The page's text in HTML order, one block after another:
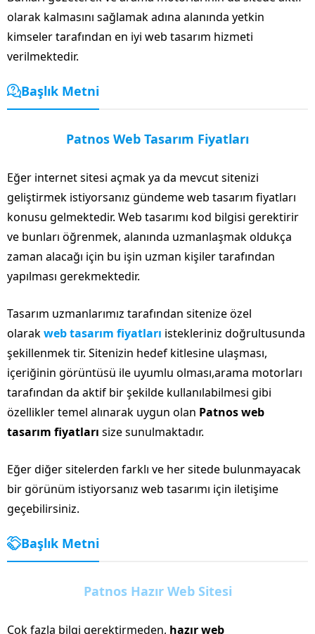
olarak kalmasını sağlamak adına alanında yetkin
kimseler tarafından en iyi web tasarım hizmeti
verilmektedir.
Başlık Metni
Patnos Web Tasarım Fiyatları
Eğer internet sitesi açmak ya da mevcut sitenizi
geliştirmek istiyorsanız gündeme web tasarım fiyatları
konusu gelmektedir. Web tasarımı kod bilgisi gerektirir
ve bunları öğrenmek, alanında uzmanlaşmak oldukça
zaman alacağı için bu işin uzman kişiler tarafından
yapılması gerekmektedir.
Tasarım uzmanlarımız tarafından sitenize özel
olarakweb tasarım fiyatları istekleriniz doğrultusunda
şekillenmek tir. Sitenizin hedef kitlesine ulaşması,
içeriğinin görüntüsü ile uyumlu olması,arama motorları
tarafından da aktif bir şekilde kullanılabilmesi gibi
özellikler temel alınarak uygun olan Patnos web
tasarım fiyatları size sunulmaktadır.
Eğer diğer sitelerden farklı ve her sitede bulunmayacak
bir görünüm istiyorsanız web tasarımı için iletişime
geçebilirsiniz.
Başlık Metni
Patnos Hazır Web Sitesi
Çok fazla bilgi gerektirmeden, hazır web